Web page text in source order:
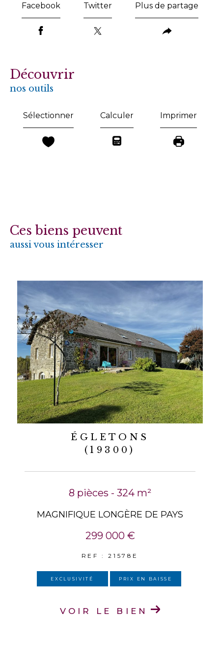
Facebook Twitter Plus de partage
découvrir
nos outils
Sélectionner Calculer Imprimer
Ces biens peuvent
aussi vous intéresser
ÉGLETONS
(19300)
8 pièces - 324 m²
MAGNIFIQUE LONGÈRE DE PAYS
299 000 €
REF : 21578E
EXCLUSIVITÉ PRIX EN BAISSE
VOIR LE BIEN